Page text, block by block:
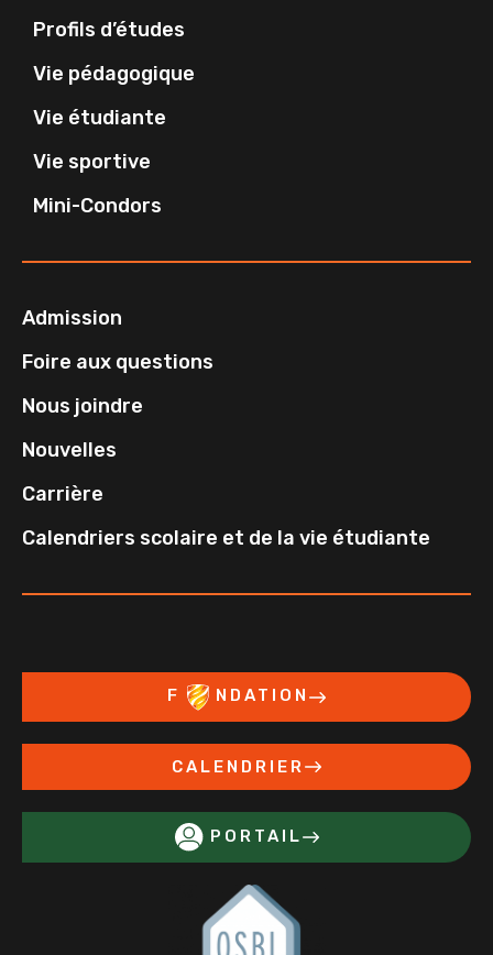
Profils d’études
Vie pédagogique
Vie étudiante
Vie sportive
Mini-Condors
Admission
Foire aux questions
Nous joindre
Nouvelles
Carrière
Calendriers scolaire et de la vie étudiante
F NDATION
CALENDRIER
PORTAIL